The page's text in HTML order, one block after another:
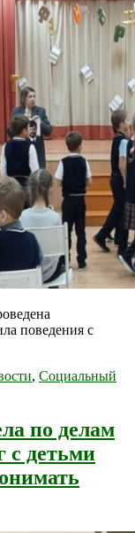
поведения с
, Социальный
по делам
с детьми